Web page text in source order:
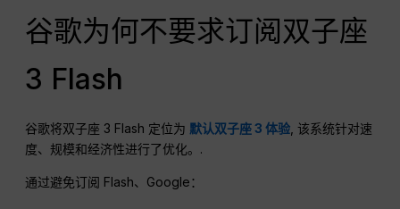
谷歌为何不要求订阅双子座
3 Flash
谷歌将双子座 3 Flash 定位为 默认双子座 3 体验 , 该系统针对速
度、规模和经济性进行了优化。.
通过避免订阅 Flash、Google：